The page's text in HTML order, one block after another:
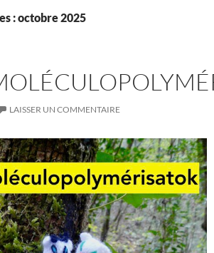
: octobre 2025
LAISSER UN COMMENTAIRE